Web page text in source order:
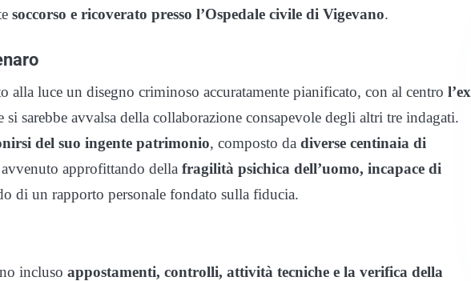
soccorso e ricoverato presso l’Ospedale civile di Vigevano.
alla luce un disegno criminoso accuratamente pianificato, con al centro l’ex
si sarebbe avvalsa della collaborazione consapevole degli altri tre indagati.
del suo ingente patrimonio, composto da diverse centinaia di
approfittando della fragilità psichica dell’uomo, incapace di
di un rapporto personale fondato sulla fiducia.
incluso appostamenti, controlli, attività tecniche e la verifica della